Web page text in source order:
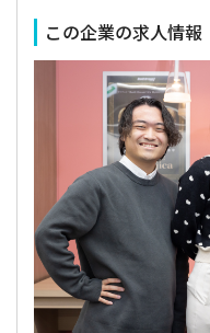
この企業の求人情報